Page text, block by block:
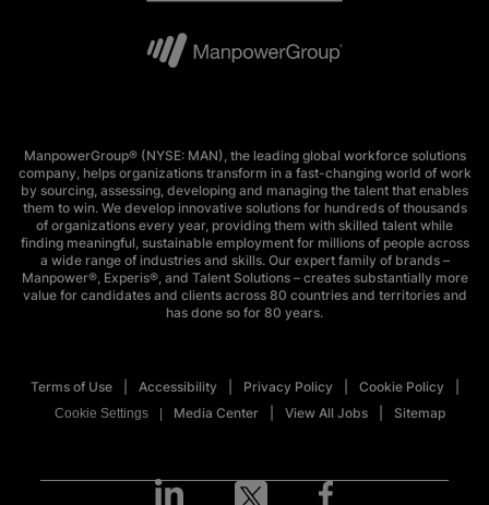
ManpowerGroup® (NYSE: MAN), the leading global workforce solutions
company, helps organizations transform in a fast-changing world of work
by sourcing, assessing, developing and managing the talent that enables
them to win. We develop innovative solutions for hundreds of thousands
of organizations every year, providing them with skilled talent while
finding meaningful, sustainable employment for millions of people across
a wide range of industries and skills. Our expert family of brands –
Manpower®, Experis®, and Talent Solutions – creates substantially more
value for candidates and clients across 80 countries and territories and
has done so for 80 years.
Terms of Use Accessibility Privacy Policy Cookie Policy
Cookie Settings Media Center View All Jobs Sitemap